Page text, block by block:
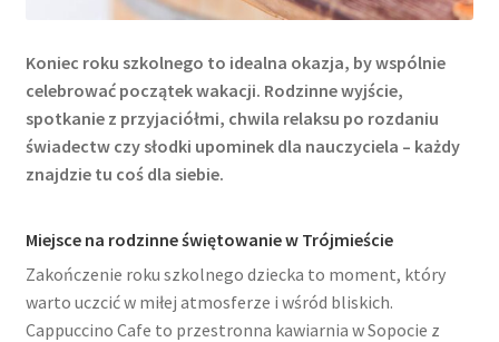
Koniec roku szkolnego to idealna okazja, by wspólnie
celebrować początek wakacji. Rodzinne wyjście,
spotkanie z przyjaciółmi, chwila relaksu po rozdaniu
świadectw czy słodki upominek dla nauczyciela – każdy
znajdzie tu coś dla siebie.
Miejsce na rodzinne świętowanie w Trójmieście
Zakończenie roku szkolnego dziecka to moment, który
warto uczcić w miłej atmosferze i wśród bliskich.
Cappuccino Cafe to przestronna kawiarnia w Sopocie z